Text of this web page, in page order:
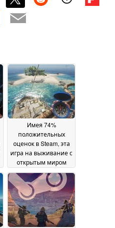
Имея 74%
положительных
оценок в Steam, эта
игра на выживание с
открытым миром
сейчас продается со
скидкой 50%21 May
2026